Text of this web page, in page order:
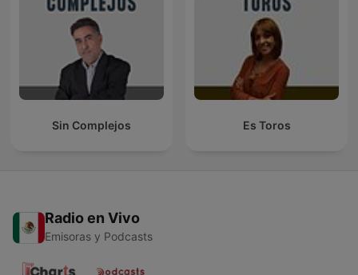
Sin Complejos Es Toros
Radio en Vivo
Emisoras y Podcasts